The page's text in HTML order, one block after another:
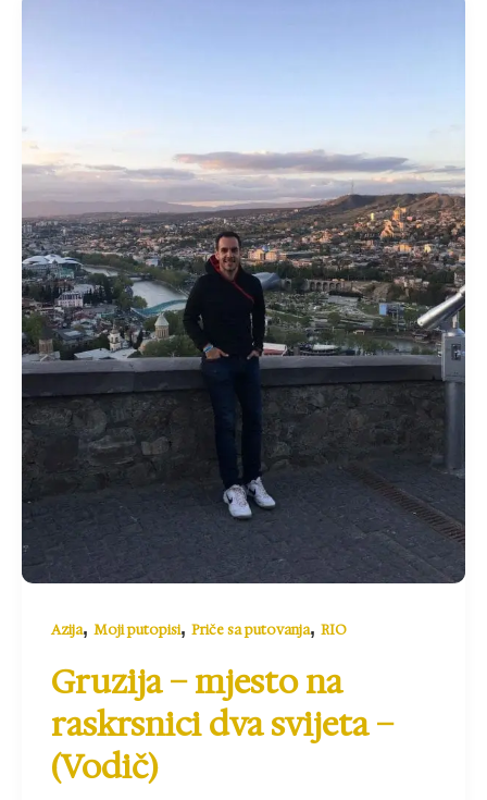
Azija, Moji putopisi, Priče sa putovanja, RIO
Gruzija – mjesto na
raskrsnici dva svijeta –
(Vodič)